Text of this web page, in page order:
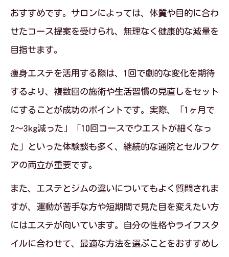
おすすめです。サロンによっては、体質や目的に合わ
せたコース提案を受けられ、無理なく健康的な減量を
目指せます。
痩身エステを活用する際は、1回で劇的な変化を期待
するより、複数回の施術や生活習慣の見直しをセット
にすることが成功のポイントです。実際、「1ヶ月で
2～3kg減った」「10回コースでウエストが細くなっ
た」といった体験談も多く、継続的な通院とセルフケ
アの両立が重要です。
また、エステとジムの違いについてもよく質問されま
すが、運動が苦手な方や短期間で見た目を変えたい方
にはエステが向いています。自分の性格やライフスタ
イルに合わせて、最適な方法を選ぶことをおすすめし